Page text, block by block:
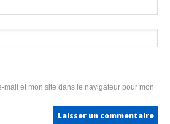
mail et mon site dans le navigateur pour mon